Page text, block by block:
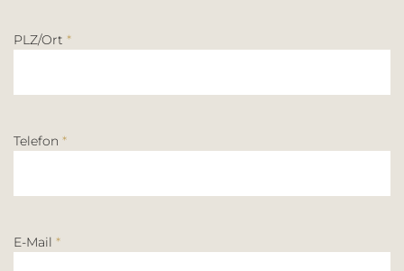
PLZ/Ort *
Telefon *
E-Mail *